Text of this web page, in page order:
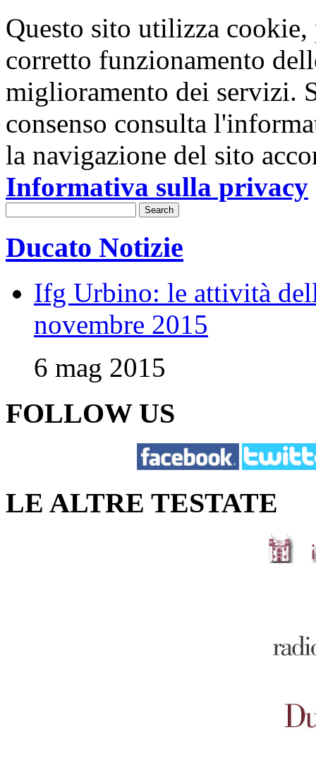
Questo sito utilizza
corretto funzionamento
miglioramento dei servizi.
consenso consulta
la navigazione del sito
Informativa sulla privacy
Ducato Notizie
Ifg Urbino: le attività
novembre 2015
6 mag 2015
FOLLOW US
LE ALTRE TESTATE